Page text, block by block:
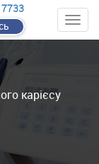
7733
карієсу